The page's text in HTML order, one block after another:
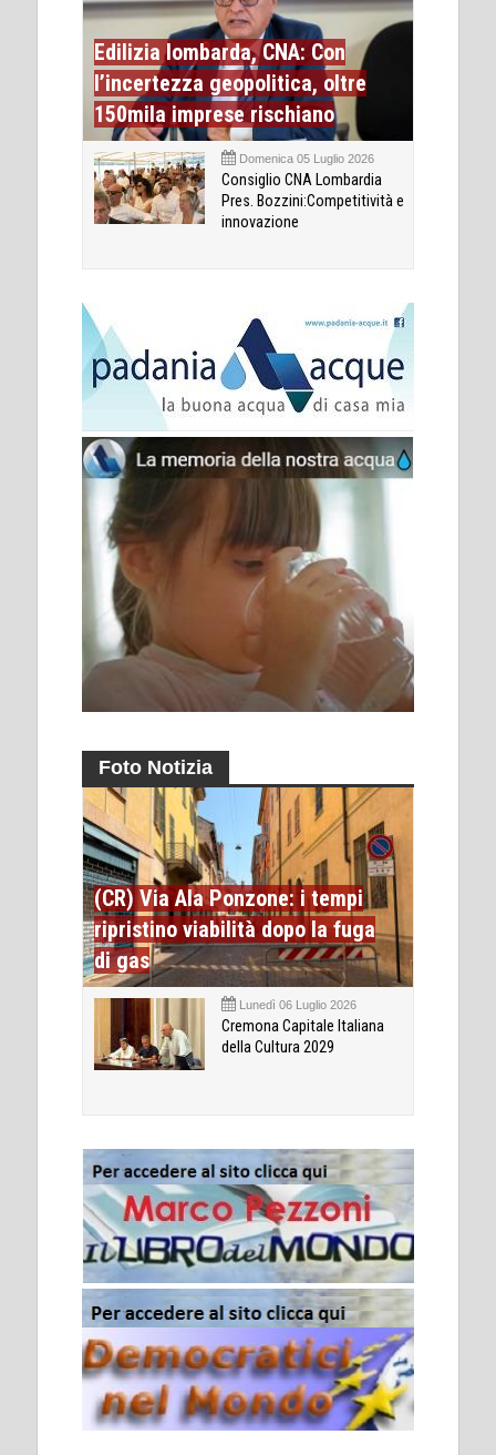
Edilizia lombarda, CNA: Con
l’incertezza geopolitica, oltre
150mila imprese rischiano
Domenica 05 Luglio 2026
Consiglio CNA Lombardia
Pres. Bozzini:Competitività e
innovazione
Foto Notizia
(CR) Via Ala Ponzone: i tempi
ripristino viabilità dopo la fuga
di gas
Lunedì 06 Luglio 2026
Cremona Capitale Italiana
della Cultura 2029